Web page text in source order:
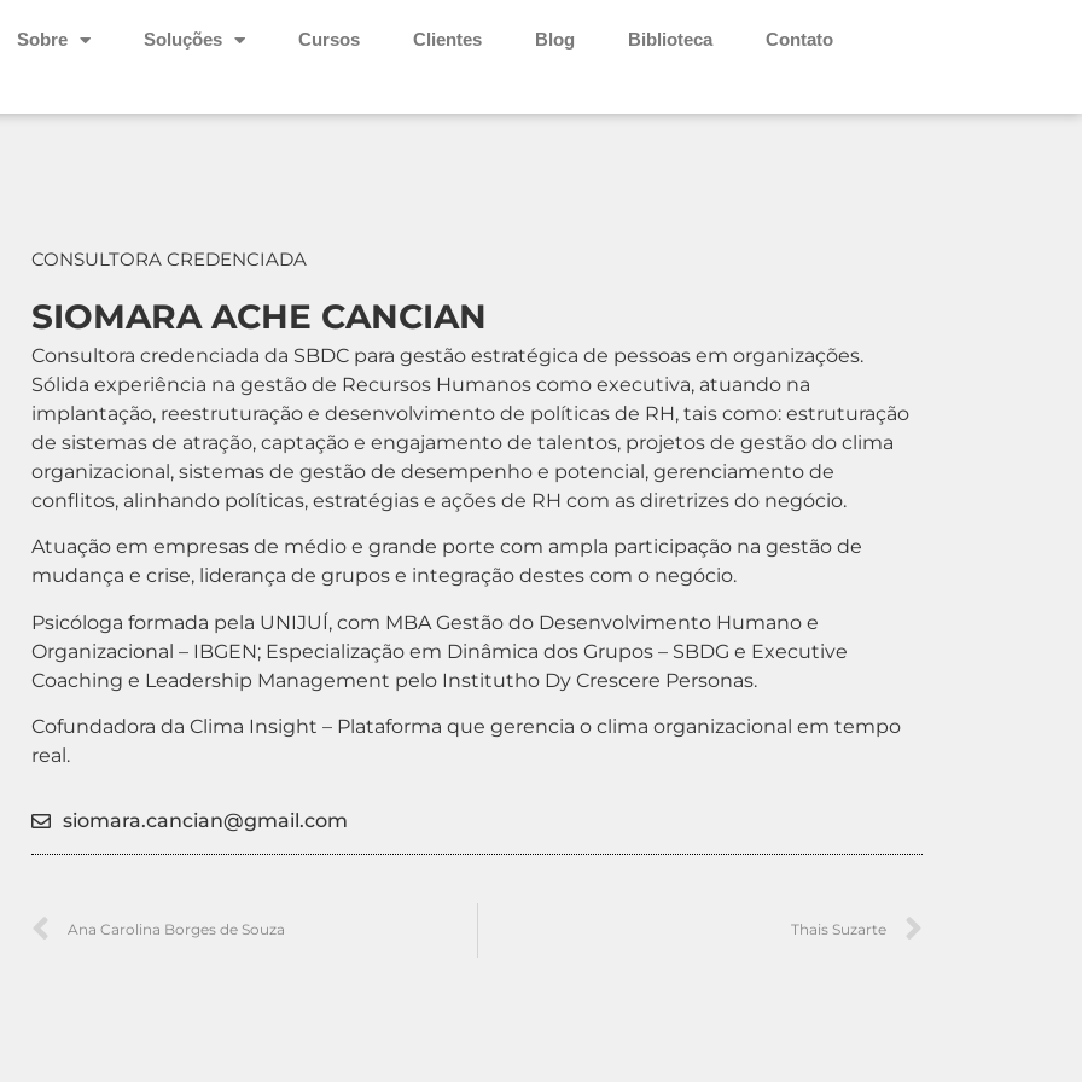
Sobre Soluções Cursos Clientes Blog Biblioteca Contato
CONSULTORA CREDENCIADA
SIOMARA ACHE CANCIAN
Consultora credenciada da SBDC para gestão estratégica de pessoas em organizações.
Sólida experiência na gestão de Recursos Humanos como executiva, atuando na
implantação, reestruturação e desenvolvimento de políticas de RH, tais como: estruturação
de sistemas de atração, captação e engajamento de talentos, projetos de gestão do clima
organizacional, sistemas de gestão de desempenho e potencial, gerenciamento de
conflitos, alinhando políticas, estratégias e ações de RH com as diretrizes do negócio.
Atuação em empresas de médio e grande porte com ampla participação na gestão de
mudança e crise, liderança de grupos e integração destes com o negócio.
Psicóloga formada pela UNIJUÍ, com MBA Gestão do Desenvolvimento Humano e
Organizacional – IBGEN; Especialização em Dinâmica dos Grupos – SBDG e Executive
Coaching e Leadership Management pelo Institutho Dy Crescere Personas.
Cofundadora da Clima Insight – Plataforma que gerencia o clima organizacional em tempo
real.
siomara.cancian@gmail.com
Ana Carolina Borges de Souza Thais Suzarte